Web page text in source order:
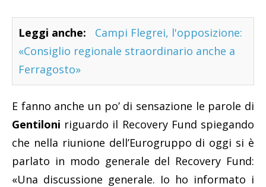
Leggi anche:
Campi Flegrei, l'opposizione:
«Consiglio regionale straordinario anche a
Ferragosto»
E fanno anche un po’ di sensazione le parole di
Gentiloni riguardo il Recovery Fund spiegando
che nella riunione dell’Eurogruppo di oggi si è
parlato in modo generale del Recovery Fund:
«Una discussione generale. Io ho informato i